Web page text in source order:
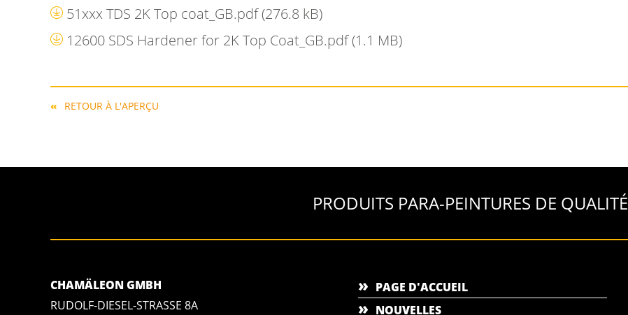
51xxx TDS 2K Top coat_GB.pdf(276.8 kB)
12600 SDS Hardener for 2K Top Coat_GB.pdf(1.1 MB)
RETOUR À L'APERÇU
PRODUITS PARA-PEINTURES DE QUALITÉ
CHAMÄLEON GMBH
RUDOLF-DIESEL-STRASSE 8A
PAGE D'ACCUEIL
NOUVELLES